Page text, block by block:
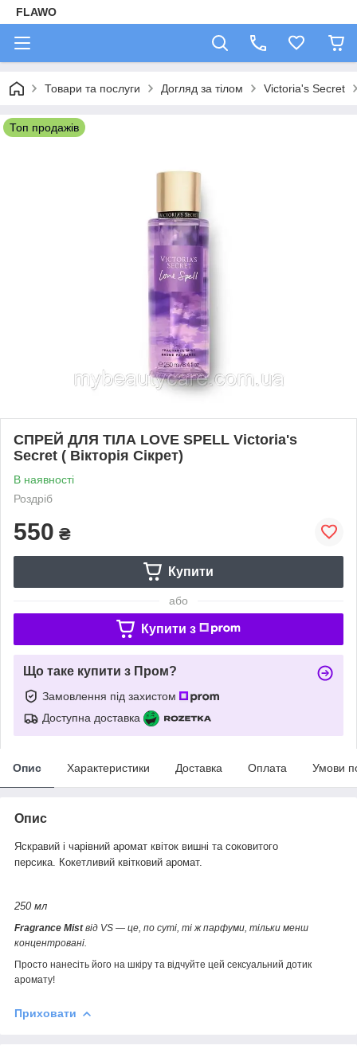
FLAWO
Товари та послуги Догляд за тілом Victoria's Secret
Топ продажів
СПРЕЙ ДЛЯ ТІЛА LOVE SPELL Victoria's
Secret ( Вікторія Сікрет)
В наявності
Роздріб
550 ₴
Купити
або
Купити з
Що таке купити з Пром?
Замовлення під захистом
Доступна доставка
Опис Характеристики Доставка Оплата Умови
Опис
Яскравий і чарівний аромат квіток вишні та соковитого
персика.
Кокетливий квітковий аромат.
250 мл
Fragrance Mistвід VS — це, по суті, ті ж парфуми, тільки менш
концентровані.
Просто нанесіть його на шкіру та відчуйте цей сексуальний дотик
аромату!
Приховати